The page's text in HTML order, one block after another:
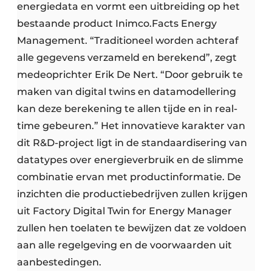
energiedata en vormt een uitbreiding op het
bestaande product Inimco.Facts Energy
Management. “Traditioneel worden achteraf
alle gegevens verzameld en berekend”, zegt
medeoprichter Erik De Nert. “Door gebruik te
maken van digital twins en datamodellering
kan deze berekening te allen tijde en in real-
time gebeuren.” Het innovatieve karakter van
dit R&D-project ligt in de standaardisering van
datatypes over energieverbruik en de slimme
combinatie ervan met productinformatie. De
inzichten die productiebedrijven zullen krijgen
uit Factory Digital Twin for Energy Manager
zullen hen toelaten te bewijzen dat ze voldoen
aan alle regelgeving en de voorwaarden uit
aanbestedingen.